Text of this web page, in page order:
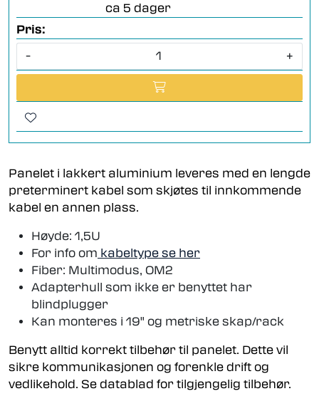
ca 5 dager
Pris:
-
+
Panelet i lakkert aluminium leveres med en lengde
preterminert kabel som skjøtes til innkommende
kabel en annen plass.
Høyde: 1,5U
For info om kabeltype se her
Fiber: Multimodus, OM2
Adapterhull som ikke er benyttet har
blindplugger
Kan monteres i 19" og metriske skap/rack
Benytt alltid korrekt tilbehør til panelet. Dette vil
sikre kommunikasjonen og forenkle drift og
vedlikehold. Se datablad for tilgjengelig tilbehør.